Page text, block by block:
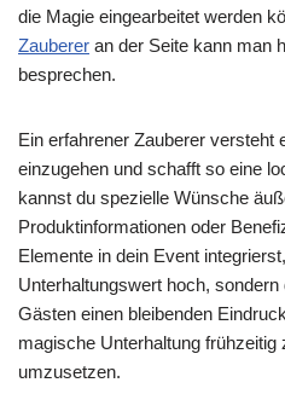
die Magie eingearbeitet werden
Zauberer an der Seite kann man
besprechen.
Ein erfahrener Zauberer versteht
einzugehen und schafft so eine
kannst du spezielle Wünsche
Produktinformationen oder
Elemente in dein Event
Unterhaltungswert hoch,
Gästen einen bleibenden
magische Unterhaltung frühzeitig
umzusetzen.